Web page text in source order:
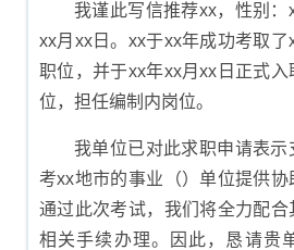
我谨此写信推荐xx，性别
xx月xx日。xx于xx年成功考取了
职位，并于xx年xx月xx日正式
位，担任编制内岗位。
我单位已对此求职申请表
考xx地市的事业（）单位提供协
通过此次考试，我们将全力配
相关手续办理。因此，恳请贵